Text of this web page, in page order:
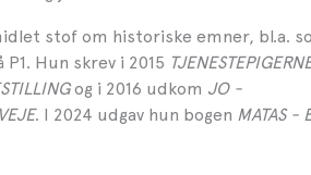
stof om historiske emner, bl.a.
Hun skrev i 2015
og i 2016 udkom JO -
. I 2024 udgav hun bogen MATAS -